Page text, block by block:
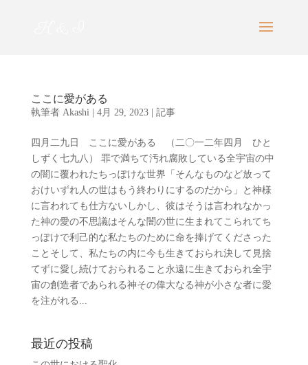
ここに愛がある
執筆者 Akashi| 4月 29, 2023| 記事
四月二九日 ここに愛がある （二〇一二年四月 ひと
しずく七九八） 罪で満ちて汚れ腐敗している全宇宙の中
の闇に覆われたちっぽけな世界「そんなものなど放って
おけいずれ人の世はもう終わりにするのだから」と神様
に言われても仕方ないしかし、彼はそうは言われなかっ
た神の愛の不思議はそんな闇の世に生まれてこられてち
っぽけで利己的な私たちのために命を捧げてくださった
ことそして、私たちの内に今も生きておられ決して見捨
てずに愛し続けておられること永遠に生きておられ全宇
宙の創造者であられる神その偉大なる神が小さな者に愛
を注がれる...
最近の投稿